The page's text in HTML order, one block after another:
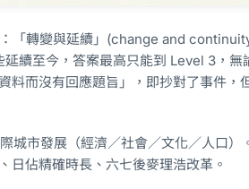
「轉變與延續」(change and
續至今，答案最高只能到 Level 3，無
料而沒有回應題旨」，即抄對了事件，
城市發展（經濟／社會／文化／人口）
日佔精確時長、六七後麥理浩改革。